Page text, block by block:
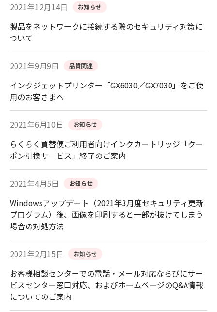
2021年12月14日 お知らせ
製品をネットワークに接続する際のセキュリティ対策に
ついて
2021年9月9日 品質関連
インクジェットプリンター「GX6030／GX7030」をご使
用のお客さまへ
2021年6月10日 お知らせ
らくらく買替便ご利用者向けインクカートリッジ「クー
ポン引換サービス」終了のご案内
2021年4月5日 お知らせ
Windowsアップデート（2021年3月度セキュリティ更新
プログラム）後、画像を印刷すると一部が抜けてしまう
場合の対処方法
2021年2月15日 お知らせ
お客様相談センターでの電話・メール対応ならびにサー
ビスセンター窓口対応、およびホームページのQ&A情報
についてのご案内